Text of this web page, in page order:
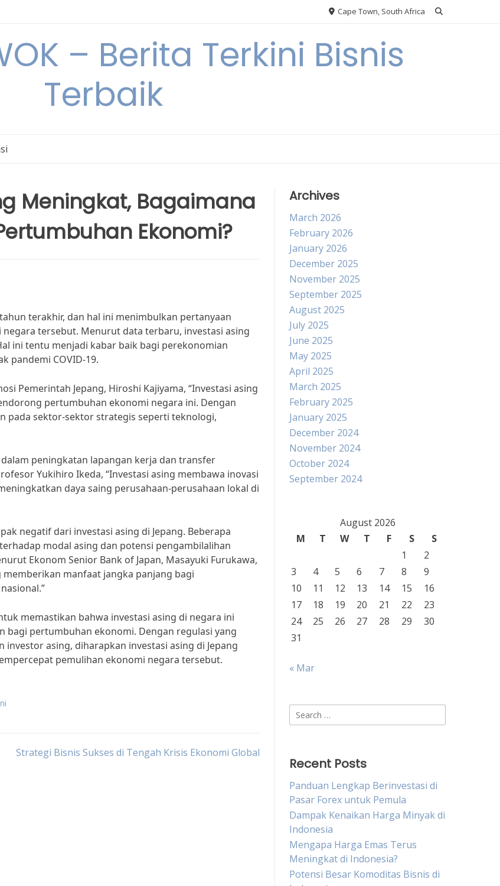
Cape Town, South Africa
– Berita Terkini Bisnis
Terbaik
Meningkat, Bagaimana
Ekonomi?
terakhir, dan hal ini menimbulkan pertanyaan
tersebut. Menurut data terbaru, investasi asing
ini tentu menjadi kabar baik bagi perekonomian
pandemi COVID-19.
Pemerintah Jepang, Hiroshi Kajiyama, “Investasi asing
pertumbuhan ekonomi negara ini. Dengan
pada sektor-sektor strategis seperti teknologi,
peningkatan lapangan kerja dan transfer
Yukihiro Ikeda, “Investasi asing membawa inovasi
daya saing perusahaan-perusahaan lokal di
negatif dari investasi asing di Jepang. Beberapa
modal asing dan potensi pengambilalihan
Ekonom Senior Bank of Japan, Masayuki Furukawa,
manfaat jangka panjang bagi
memastikan bahwa investasi asing di negara ini
pertumbuhan ekonomi. Dengan regulasi yang
asing, diharapkan investasi asing di Jepang
pemulihan ekonomi negara tersebut.
Strategi Bisnis Sukses di Tengah Krisis Ekonomi Global
Archives
March 2026
February 2026
January 2026
December 2025
November 2025
September 2025
August 2025
July 2025
June 2025
May 2025
April 2025
March 2025
February 2025
January 2025
December 2024
November 2024
October 2024
September 2024
August 2026
M
T W T F S
S
1
2
3
4 5 6 7 8
9
10
11 12 13 14 15
16
17
18 19 20 21 22
23
24
25 26 27 28 29
30
31
« Mar
Search
for:
Recent Posts
Panduan Lengkap Berinvestasi di
Pasar Forex untuk Pemula
Dampak Kenaikan Harga Minyak di
Indonesia
Mengapa Harga Emas Terus
Meningkat di Indonesia?
Potensi Besar Komoditas Bisnis di